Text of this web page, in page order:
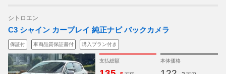
シトロエン
C3 シャイン カープレイ 純正ナビ バックカメラ
保証付 車両品質保証書付 購入プラン付き
支払総額 本体価格